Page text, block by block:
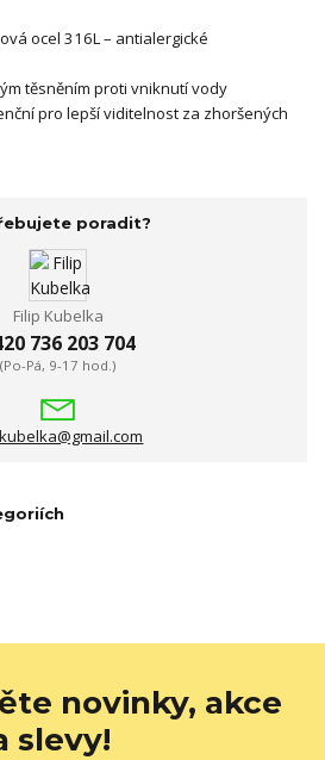
ocel 316L – antialergické
těsněním proti vniknutí vody
pro lepší viditelnost za zhoršených
poradit?
Filip Kubelka
736 203 704
(Po-Pá, 9-17 hod.)
novinky, akce
slevy!